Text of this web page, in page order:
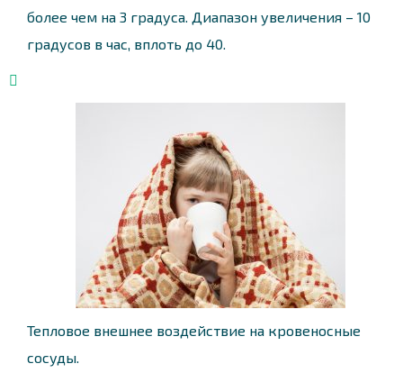
более чем на 3 градуса. Диапазон увеличения – 10
градусов в час, вплоть до 40.
Тепловое внешнее воздействие на кровеносные
сосуды.